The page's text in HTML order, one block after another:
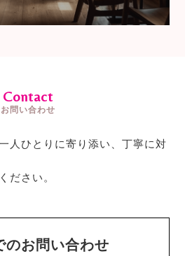
Contact
お問い合わせ
人ひとりに寄り添い、丁寧に対
ださい。
のお問い合わせ